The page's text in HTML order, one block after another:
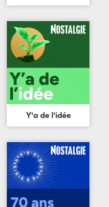
Y'a de l'idée